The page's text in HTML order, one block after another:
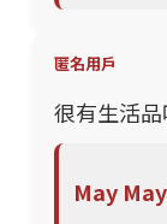
匿名用戶
很有生活
May